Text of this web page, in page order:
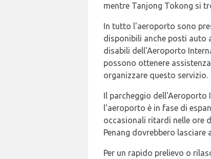
mentre Tanjong Tokong si
In tutto l'aeroporto sono
disponibili anche posti auto
disabili dell'Aeroporto
possono ottenere
organizzare questo servizio.
Il parcheggio dell'Aeroporto
l'aeroporto è in fase di
occasionali ritardi nelle ore
Penang dovrebbero lasciare
Per un rapido prelievo o